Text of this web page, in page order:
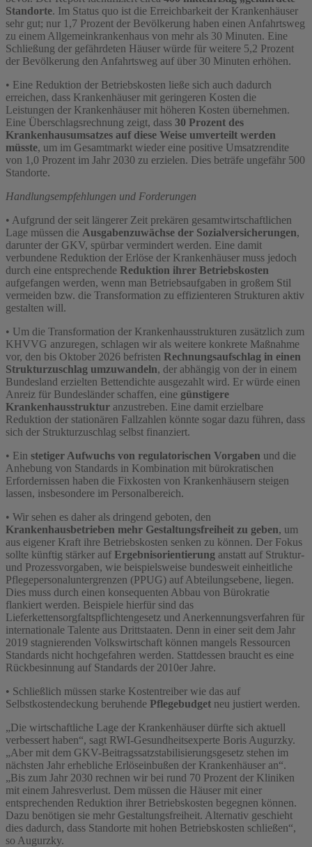
Standorte. Im Status quo ist die Erreichbarkeit der Krankenhäuser
sehr gut; nur 1,7 Prozent der Bevölkerung haben einen Anfahrtsweg
zu einem Allgemeinkrankenhaus von mehr als 30 Minuten. Eine
Schließung der gefährdeten Häuser würde für weitere 5,2 Prozent
der Bevölkerung den Anfahrtsweg auf über 30 Minuten erhöhen.
• Eine Reduktion der Betriebskosten ließe sich auch dadurch
erreichen, dass Krankenhäuser mit geringeren Kosten die
Leistungen der Krankenhäuser mit höheren Kosten übernehmen.
Eine Überschlagsrechnung zeigt, dass 30 Prozent des
Krankenhausumsatzes auf diese Weise umverteilt werden
müsste, um im Gesamtmarkt wieder eine positive Umsatzrendite
von 1,0 Prozent im Jahr 2030 zu erzielen. Dies beträfe ungefähr 500
Standorte.
Handlungsempfehlungen und Forderungen
• Aufgrund der seit längerer Zeit prekären gesamtwirtschaftlichen
Lage müssen die Ausgabenzuwächse der Sozialversicherungen,
darunter der GKV, spürbar vermindert werden. Eine damit
verbundene Reduktion der Erlöse der Krankenhäuser muss jedoch
durch eine entsprechende Reduktion ihrer Betriebskosten
aufgefangen werden, wenn man Betriebsaufgaben in großem Stil
vermeiden bzw. die Transformation zu effizienteren Strukturen aktiv
gestalten will.
• Um die Transformation der Krankenhausstrukturen zusätzlich zum
KHVVG anzuregen, schlagen wir als weitere konkrete Maßnahme
vor, den bis Oktober 2026 befristen Rechnungsaufschlag in einen
Strukturzuschlag umzuwandeln, der abhängig von der in einem
Bundesland erzielten Bettendichte ausgezahlt wird. Er würde einen
Anreiz für Bundesländer schaffen, eine günstigere
Krankenhausstruktur anzustreben. Eine damit erzielbare
Reduktion der stationären Fallzahlen könnte sogar dazu führen, dass
sich der Strukturzuschlag selbst finanziert.
• Ein stetiger Aufwuchs von regulatorischen Vorgaben und die
Anhebung von Standards in Kombination mit bürokratischen
Erfordernissen haben die Fixkosten von Krankenhäusern steigen
lassen, insbesondere im Personalbereich.
• Wir sehen es daher als dringend geboten, den
Krankenhausbetrieben mehr Gestaltungsfreiheit zu geben, um
aus eigener Kraft ihre Betriebskosten senken zu können. Der Fokus
sollte künftig stärker auf Ergebnisorientierung anstatt auf Struktur-
und Prozessvorgaben, wie beispielsweise bundesweit einheitliche
Pflegepersonaluntergrenzen (PPUG) auf Abteilungsebene, liegen.
Dies muss durch einen konsequenten Abbau von Bürokratie
flankiert werden. Beispiele hierfür sind das
Lieferkettensorgfaltspflichtengesetz und Anerkennungsverfahren für
internationale Talente aus Drittstaaten. Denn in einer seit dem Jahr
2019 stagnierenden Volkswirtschaft können mangels Ressourcen
Standards nicht hochgefahren werden. Stattdessen braucht es eine
Rückbesinnung auf Standards der 2010er Jahre.
• Schließlich müssen starke Kostentreiber wie das auf
Selbstkostendeckung beruhende Pflegebudget neu justiert werden.
„Die wirtschaftliche Lage der Krankenhäuser dürfte sich aktuell
verbessert haben“, sagt RWI-Gesundheitsexperte Boris Augurzky.
„Aber mit dem GKV-Beitragssatzstabilisierungsgesetz stehen im
nächsten Jahr erhebliche Erlöseinbußen der Krankenhäuser an“.
„Bis zum Jahr 2030 rechnen wir bei rund 70 Prozent der Kliniken
mit einem Jahresverlust. Dem müssen die Häuser mit einer
entsprechenden Reduktion ihrer Betriebskosten begegnen können.
Dazu benötigen sie mehr Gestaltungsfreiheit. Alternativ geschieht
dies dadurch, dass Standorte mit hohen Betriebskosten schließen“,
so Augurzky.